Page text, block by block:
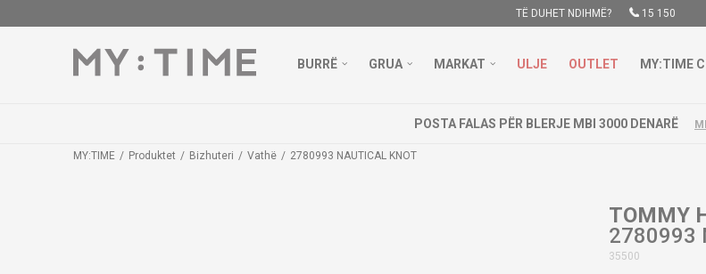
TË DUHET NDIHMË? 15 150
BURRË GRUA MARKAT ULJE OUTLET MY:TIME
POSTA FALAS PËR BLERJE MBI 3000 DENARË
MY:TIME Produktet Bizhuteri Vathë 2780993 NAUTICAL KNOT
TOMMY
2780993
35500